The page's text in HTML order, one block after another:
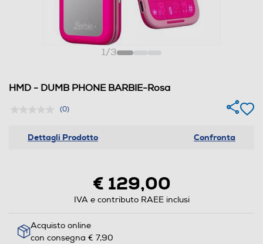
1/3
HMD - DUMB PHONE BARBIE-Rosa
(0)
Dettagli Prodotto Confronta
€ 129,00
IVA e contributo RAEE inclusi
Acquisto online
con consegna € 7,90